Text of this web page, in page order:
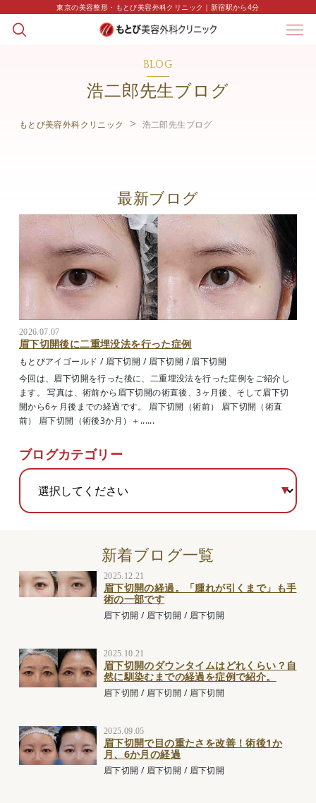
東京の美容整形・もとび美容外科クリニック｜新宿駅から4分
BLOG
浩二郎先生ブログ
もとび美容外科クリニック 浩二郎先生ブログ
最新ブログ
2026.07.07
眉下切開後に二重埋没法を行った症例
もとびアイゴールド / 眉下切開 / 眉下切開 /眉下切開
今回は、眉下切開を行った後に、二重埋没法を行った症例をご紹介し
ます。 写真は、術前から眉下切開の術直後、3ヶ月後、そして眉下切
開から6ヶ月後までの経過です。 眉下切開（術前） 眉下切開（術直
前） 眉下切開（術後3か月）＋......
ブログカテゴリー
新着ブログ一覧
2025.12.21
眉下切開の経過。「腫れが引くまで」も手
術の一部です
眉下切開 / 眉下切開 / 眉下切開
2025.10.21
眉下切開のダウンタイムはどれくらい？自
然に馴染むまでの経過を症例で紹介。
眉下切開 / 眉下切開 / 眉下切開
2025.09.05
眉下切開で目の重たさを改善！術後1か
月、6か月の経過
眉下切開 / 眉下切開 / 眉下切開